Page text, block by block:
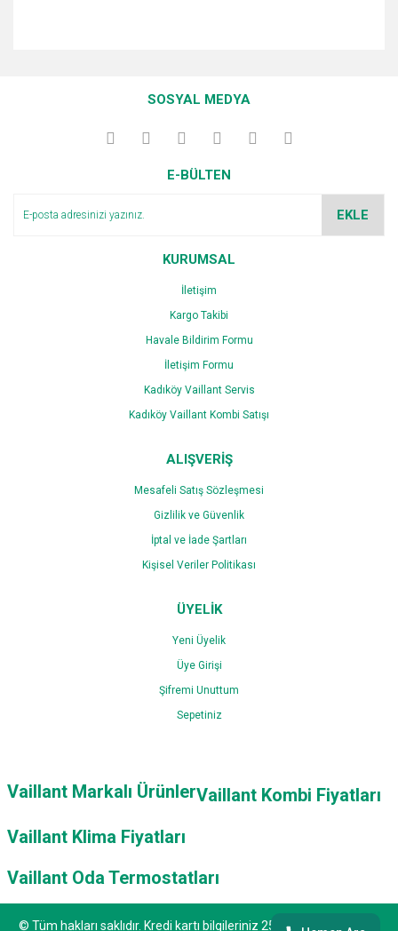
Yorum Yaz
Görüş ve önerileriniz için teşekkür ederiz.
Ürün açıklamasında eksik bilgiler bulunuyor.
Bu ürüne benzer farklı alternatifler olmalı.
Gönder
SOSYAL MEDYA
E-BÜLTEN
EKLE
KURUMSAL
İletişim
Kargo Takibi
Havale Bildirim Formu
İletişim Formu
Kadıköy Vaillant Servis
Kadıköy Vaillant Kombi Satışı
ALIŞVERİŞ
Mesafeli Satış Sözleşmesi
Gizlilik ve Güvenlik
İptal ve İade Şartları
Kişisel Veriler Politikası
ÜYELİK
Yeni Üyelik
Üye Girişi
Şifremi Unuttum
Sepetiniz
Vaillant Markalı ÜrünlerVaillant Kombi Fiyatları
Vaillant Klima Fiyatları
Vaillant Oda Termostatları
© Tüm hakları saklıdır. Kredi kartı bilgileriniz 256bit SSL sertifikası